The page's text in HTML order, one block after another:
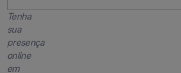
Tenha
sua
presença
online
em